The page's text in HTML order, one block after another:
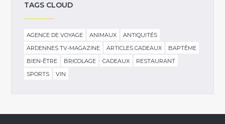
TAGS CLOUD
AGENCE DE VOYAGE ANIMAUX
ANTIQUITÉS
ARDENNES TV-MAGAZINE
ARTICLES CADEAUX
BAPTÊME
BIEN-ÊTRE
BRICOLAGE CADEAUX
RESTAURANT
SPORTS
VIN